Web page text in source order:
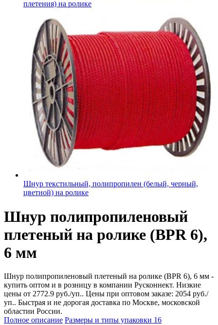
плетения) на ролике
Шнур текстильный, полипропилен (белый, черный,
цветной) на ролике
Шнур полипропиленовый
плетеный на ролике (BPR 6),
6 мм
Шнур полипропиленовый плетеный на ролике (BPR 6), 6 мм -
купить оптом и в розницу в компании Русконнект. Низкие
цены от 2772.9 руб./уп.. Цены при оптовом заказе: 2054 руб./
уп.. Быстрая и не дорогая доставка по Москве, московской
областии России.
Полное описание Размеры и типы упаковки 16